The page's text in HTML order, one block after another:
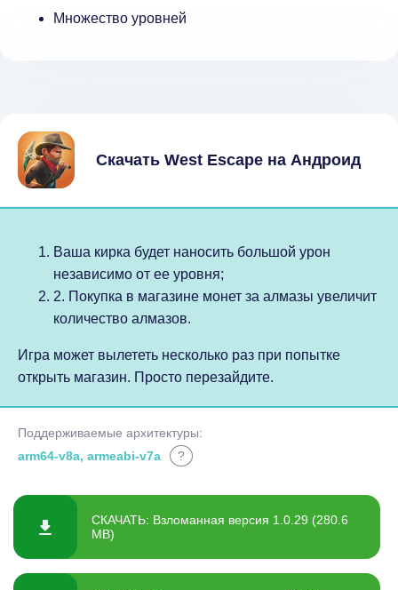
Множество уровней
Скачать West Escape на Андроид
Ваша кирка будет наносить большой урон
независимо от ее уровня;
2. Покупка в магазине монет за алмазы увеличит
количество алмазов.
Игра может вылететь несколько раз при попытке
открыть магазин. Просто перезайдите.
Поддерживаемые архитектуры:
arm64-v8a, armeabi-v7a
?
СКАЧАТЬ: Взломанная версия 1.0.29 (280.6
MB)